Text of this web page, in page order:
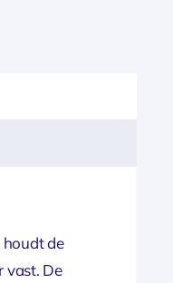
houdt de
vast. De